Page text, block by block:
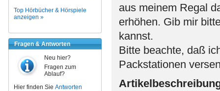
Top Hörbücher & Hörspiele
anzeigen »
Fragen & Antworten
Neu hier?
Fragen zum
Ablauf?
Hier finden Sie Antworten
aus meinem Regal
erhöhen. Gib mir
kannst.
Bitte beachte, daß
Packstationen